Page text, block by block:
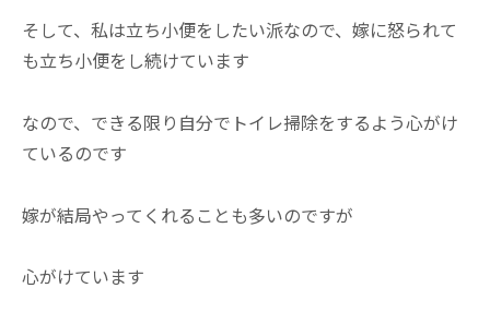
そして、私は立ち小便をしたい派なので、嫁に怒られて
も立ち小便をし続けています
なので、できる限り自分でトイレ掃除をするよう心がけ
ているのです
嫁が結局やってくれることも多いのですが
心がけています